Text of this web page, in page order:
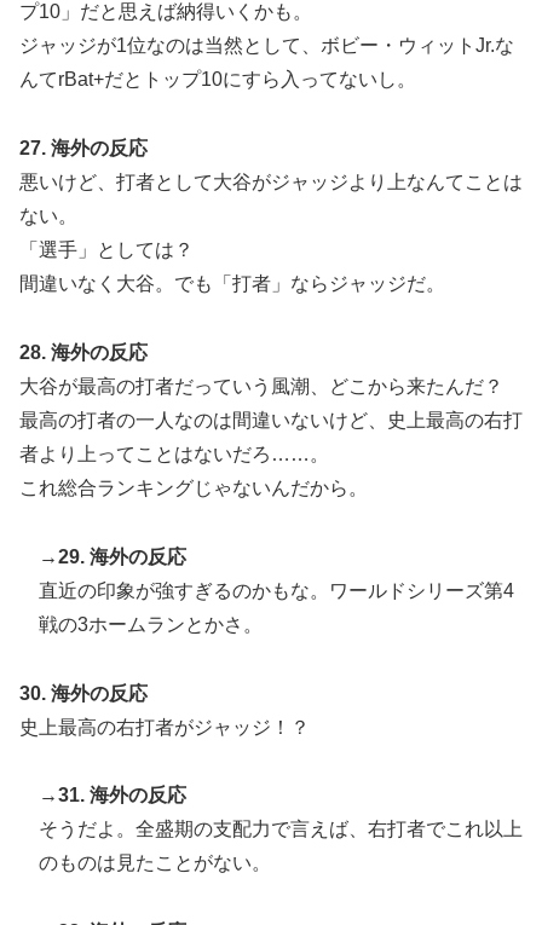
プ10」だと思えば納得いくかも。
ジャッジが1位なのは当然として、ボビー・ウィットJr.な
んてrBat+だとトップ10にすら入ってないし。
27. 海外の反応
悪いけど、打者として大谷がジャッジより上なんてことは
ない。
「選手」としては？
間違いなく大谷。でも「打者」ならジャッジだ。
28. 海外の反応
大谷が最高の打者だっていう風潮、どこから来たんだ？
最高の打者の一人なのは間違いないけど、史上最高の右打
者より上ってことはないだろ……。
これ総合ランキングじゃないんだから。
→29. 海外の反応
直近の印象が強すぎるのかもな。ワールドシリーズ第4
戦の3ホームランとかさ。
30. 海外の反応
史上最高の右打者がジャッジ！？
→31. 海外の反応
そうだよ。全盛期の支配力で言えば、右打者でこれ以上
のものは見たことがない。